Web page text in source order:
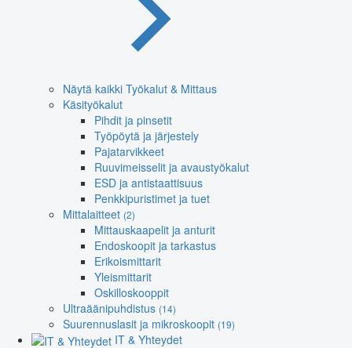
Näytä kaikki Työkalut & Mittaus
Käsityökalut
Pihdit ja pinsetit
Työpöytä ja järjestely
Pajatarvikkeet
Ruuvimeisselit ja avaustyökalut
ESD ja antistaattisuus
Penkkipuristimet ja tuet
Mittalaitteet (2)
Mittauskaapelit ja anturit
Endoskoopit ja tarkastus
Erikoismittarit
Yleismittarit
Oskilloskooppit
Ultraäänipuhdistus (14)
Suurennuslasit ja mikroskoopit (19)
IT & Yhteydet